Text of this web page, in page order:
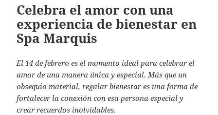
Celebra el amor con una
experiencia de bienestar en
Spa Marquis
El 14 de febrero es el momento ideal para celebrar el
amor de una manera única y especial. Más que un
obsequio material, regalar bienestar es una forma de
fortalecer la conexión con esa persona especial y
crear recuerdos inolvidables.